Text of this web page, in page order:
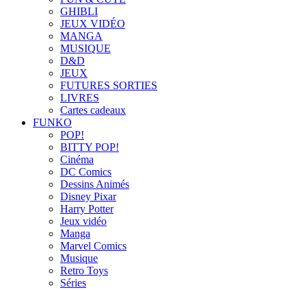
GHIBLI
JEUX VIDÉO
MANGA
MUSIQUE
D&D
JEUX
FUTURES SORTIES
LIVRES
Cartes cadeaux
FUNKO
POP!
BITTY POP!
Cinéma
DC Comics
Dessins Animés
Disney Pixar
Harry Potter
Jeux vidéo
Manga
Marvel Comics
Musique
Retro Toys
Séries